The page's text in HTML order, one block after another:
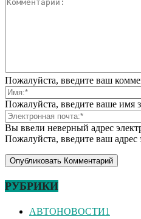
Пожалуйста, введите ваш
Пожалуйста, введите ваше имя
Вы ввели неверный адрес
Пожалуйста, введите ваш адрес
РУБРИКИ
АВТОНОВОСТИ1